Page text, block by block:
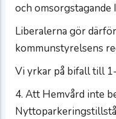
och omsorgstagande
Liberalerna gör
kommunstyrelsens
Vi yrkar på bifall till
4. Att Hemvård inte